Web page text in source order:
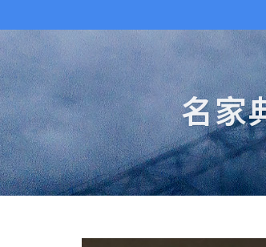
首页 资讯
论坛
视界 •Vison名家